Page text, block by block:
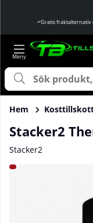
Gratis fraktalternativ
Hem
Stacker2
Stacker2
Produktbilder